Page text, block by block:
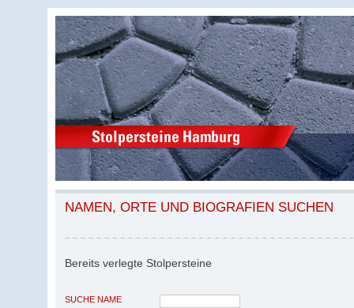
NAMEN, ORTE UND BIOGRAFIEN SUCHEN
Bereits verlegte Stolpersteine
SUCHE NAME